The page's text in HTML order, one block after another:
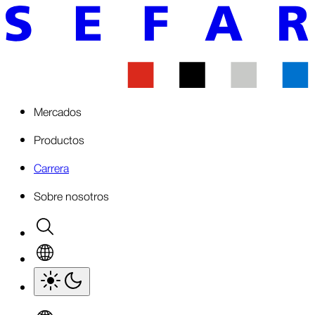
Mercados
Productos
Carrera
Sobre nosotros